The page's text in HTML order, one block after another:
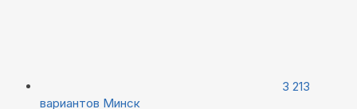
3 213
вариантов Минск